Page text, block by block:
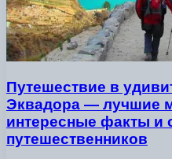
Путешествие в
Эквадора — лучшие
интересные факты и
путешественников